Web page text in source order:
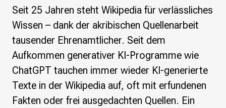
Initiativen für freies Wisses
Bündnis Freie Bildung
Bündnis F5
Das ABC des Freien Wissens
Das WikiLibrary Manifest
GLAM – Kultur- und Gedächtnisinstitutionen
Lizenzhinweisgenerator
Monsters of Law
Seit 25 Jahren steht Wikipedia für verlässliches
Wissen – dank der akribischen Quellenarbeit
tausender Ehrenamtlicher. Seit dem
Aufkommen generativer KI-Programme wie
ChatGPT tauchen immer wieder KI-generierte
Texte in der Wikipedia auf, oft mit erfundenen
Fakten oder frei ausgedachten Quellen. Ein